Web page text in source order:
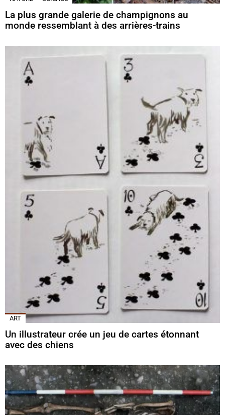
La plus grande galerie de champignons au
monde ressemblant à des arrières-trains
ART
Un illustrateur crée un jeu de cartes étonnant
avec des chiens